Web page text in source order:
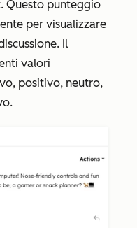
Questo punteggio
per visualizzare
Il
valori
positivo, neutro,